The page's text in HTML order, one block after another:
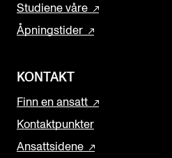
Studiene våre
Åpningstider
KONTAKT
Finn en ansatt
Kontaktpunkter
Ansattsidene